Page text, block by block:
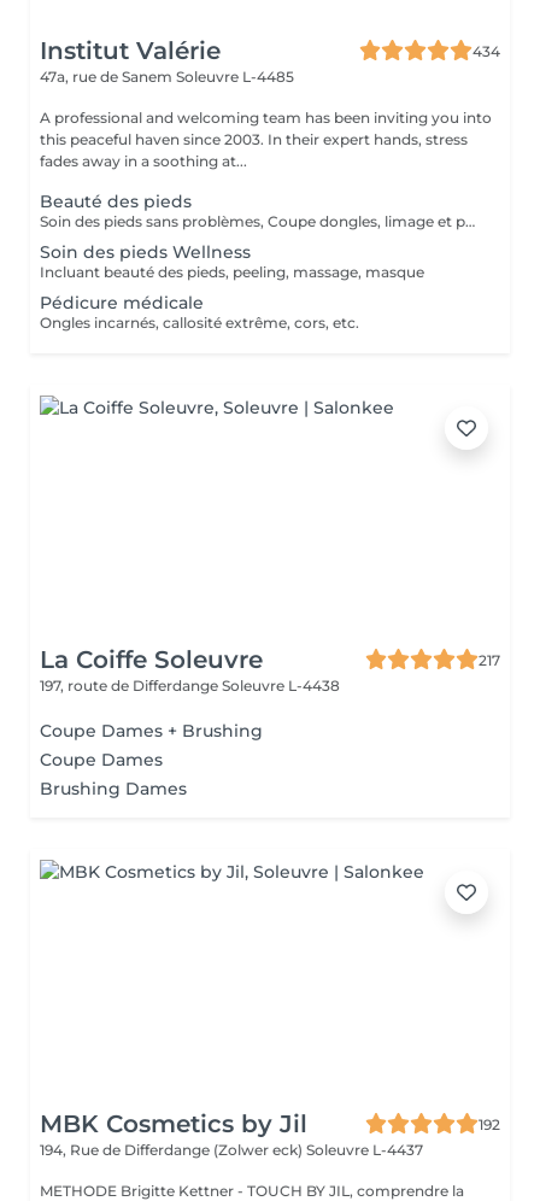
Institut Valérie
434
47a, rue de Sanem Soleuvre L-4485
A professional and welcoming team has been inviting you into
this peaceful haven since 2003. In their expert hands, stress
fades away in a soothing at...
Beauté des pieds
Soin des pieds sans problèmes, Coupe dongles, limage et polissage des ongles, cuticules, peaux cornés
Soin des pieds Wellness
Incluant beauté des pieds, peeling, massage, masque
Pédicure médicale
Ongles incarnés, callosité extrême, cors, etc.
La Coiffe Soleuvre
217
197, route de Differdange Soleuvre L-4438
Coupe Dames + Brushing
Coupe Dames
Brushing Dames
MBK Cosmetics by Jil
192
194, Rue de Differdange (Zolwer eck) Soleuvre L-4437
METHODE Brigitte Kettner - TOUCH BY JIL, comprendre la